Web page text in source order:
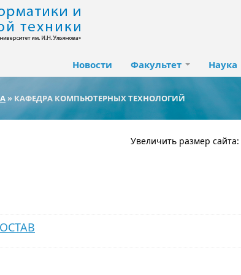
Новости Факультет Наука
» КАФЕДРА КОМПЬЮТЕРНЫХ ТЕХНОЛОГИЙ
Увеличить размер сайта: